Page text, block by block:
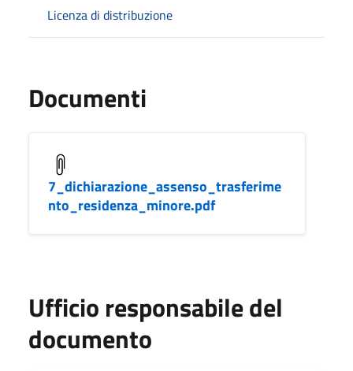
Licenza di distribuzione
Documenti
7_dichiarazione_assenso_trasferime
nto_residenza_minore.pdf
Ufficio responsabile del
documento